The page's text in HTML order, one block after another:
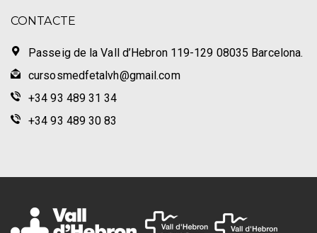
CONTACTE
Passeig de la Vall d’Hebron 119-129 08035 Barcelona.
cursosmedfetalvh@gmail.com
+34 93 489 31 34
+34 93 489 30 83